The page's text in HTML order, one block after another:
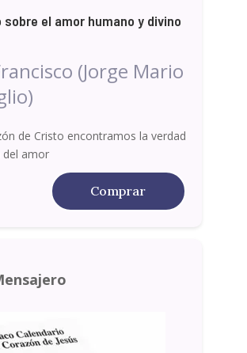
el amor humano y divino
(Jorge Mario
de Cristo encontramos la verdad
del amor
Comprar